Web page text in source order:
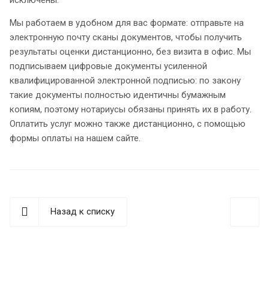
Мы работаем в удобном для вас формате: отправьте на
электронную почту сканы документов, чтобы получить
результаты оценки дистанционно, без визита в офис. Мы
подписываем цифровые документы усиленной
квалифицированной электронной подписью: по закону
такие документы полностью идентичны бумажным
копиям, поэтому нотариусы обязаны принять их в работу.
Оплатить услуг можно также дистанционно, с помощью
формы оплаты на нашем сайте.
Назад к списку